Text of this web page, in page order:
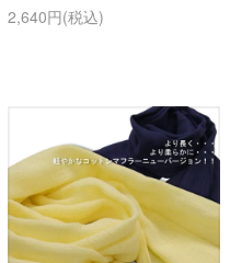
2,640円(税込)